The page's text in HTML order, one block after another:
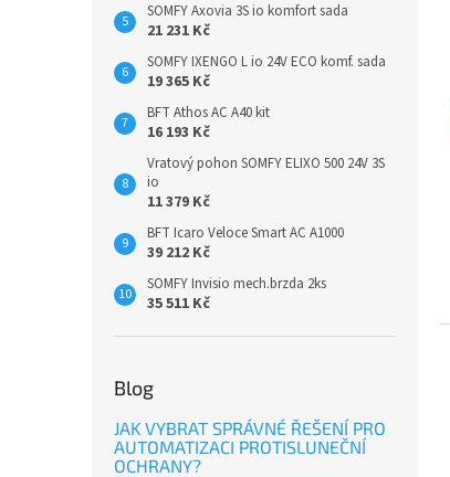
SOMFY Axovia 3S io komfort sada
21 231 Kč
SOMFY IXENGO L io 24V ECO komf. sada
19 365 Kč
BFT Athos AC A40 kit
16 193 Kč
Vratový pohon SOMFY ELIXO 500 24V 3S
io
11 379 Kč
BFT Icaro Veloce Smart AC A1000
39 212 Kč
SOMFY Invisio mech.brzda 2ks
35 511 Kč
Blog
JAK VYBRAT SPRÁVNÉ ŘEŠENÍ PRO
AUTOMATIZACI PROTISLUNEČNÍ
OCHRANY?